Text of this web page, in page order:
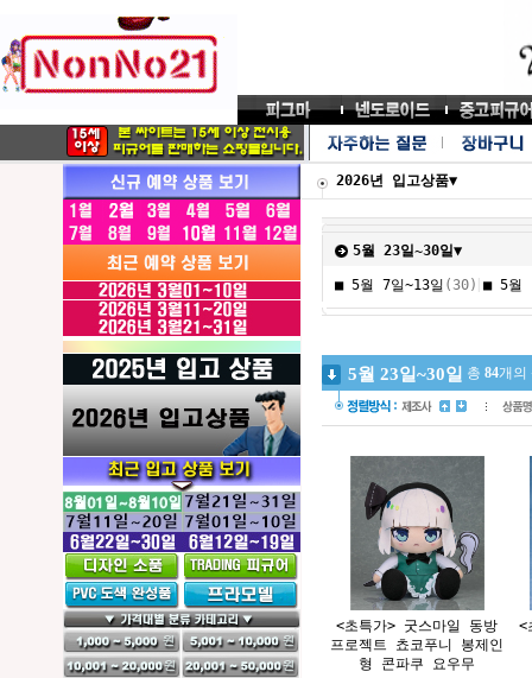
2026년 입고상품▼
5월 23일~30일▼
■ 5월 7일~13일 (30) ■ 5월
5월 23일~30일 총 84개의
<초특가> 굿스마일 동방
프로젝트 쵸코푸니 봉제인
형 콘파쿠 요우무
<